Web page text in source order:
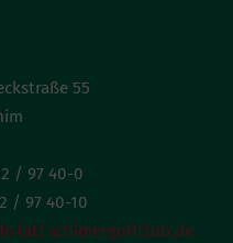
55
/ 97 40-0
/ 97 40-10
(at) achimergolfclub.de